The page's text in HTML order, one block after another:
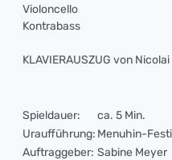
Violoncello
Kontrabass
KLAVIERAUSZUG von
Spieldauer:
ca. 5 Min.
Uraufführung: Menuhin-
Auftraggeber: Sabine Meyer